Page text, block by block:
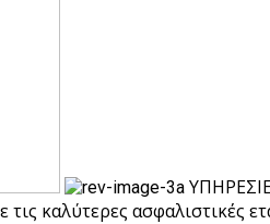
καλύτερες ασφαλιστικές